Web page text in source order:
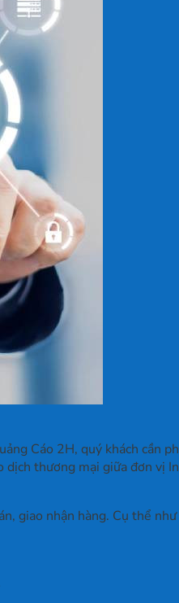
Cáo 2H, quý khách
thương mại giữa đơn vị
giao nhận hàng. Cụ thể như